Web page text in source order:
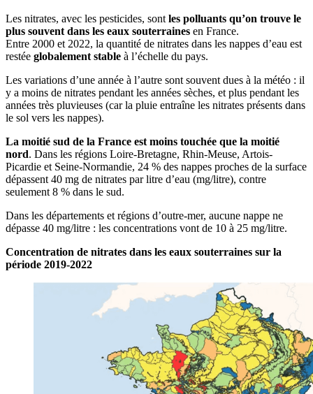
Les nitrates, avec les pesticides, sontles polluants qu’on trouve le
plus souvent dans les eaux souterraines en France.
Entre 2000 et 2022, la quantité de nitrates dans les nappes d’eau est
restée globalement stable à l’échelle du pays.
Les variations d’une année à l’autre sont souvent dues à la météo : il
y a moins de nitrates pendant les années sèches, et plus pendant les
années très pluvieuses (car la pluie entraîne les nitrates présents dans
le sol vers les nappes).
La moitié sud de la France est moins touchée que la moitié
nord. Dans les régions Loire-Bretagne, Rhin-Meuse, Artois-
Picardie et Seine-Normandie, 24 % des nappes proches de la surface
dépassent 40 mg de nitrates par litre d’eau (mg/litre), contre
seulement 8 % dans le sud.
Dans les départements et régions d’outre-mer, aucune nappe ne
dépasse 40 mg/litre : les concentrations vont de 10 à 25 mg/litre.
Concentration de nitrates dans les eaux souterraines sur la
période 2019-2022